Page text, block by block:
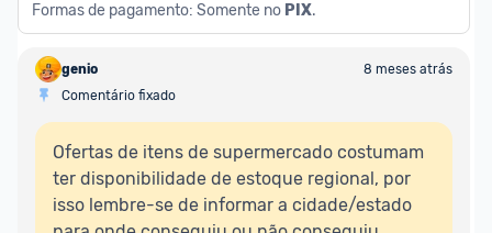
Formas de pagamento: Somente no PIX.
genio
8 meses atrás
Comentário fixado
Ofertas de itens de supermercado costumam
ter disponibilidade de estoque regional, por
isso lembre-se de informar a cidade/estado